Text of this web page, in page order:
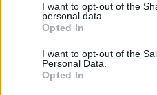
not limited to your visit or
grant or deny consent to
use your data for below
consent section.
I want to opt-out of the
personal data.
Opted In
I want to opt-out of the
Personal Data.
Opted In